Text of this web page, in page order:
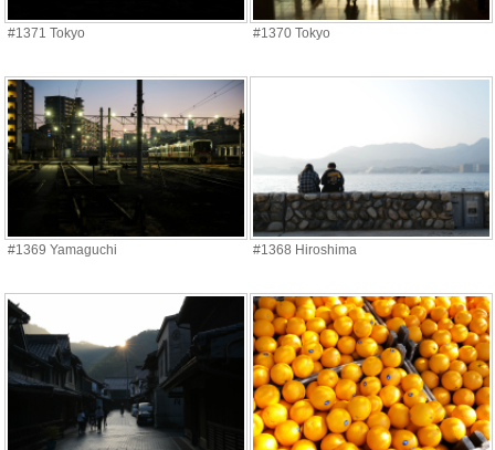
#1371 Tokyo #1370 Tokyo
#1369 Yamaguchi #1368 Hiroshima